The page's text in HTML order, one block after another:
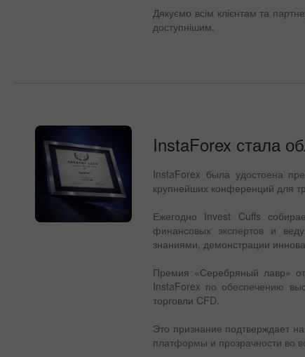
Дякуємо всім клієнтам та
доступнішим.
InstaForex стала
InstaForex была удостоена
крупнейших конференций для
Ежегодно Invest Cuffs
финансовых экспертов и
знаниями, демонстрации
Премия «Серебряный лавр»
InstaForex по обеспечению
торговли CFD.
Это признание подтверждает
платформы и прозрачности во